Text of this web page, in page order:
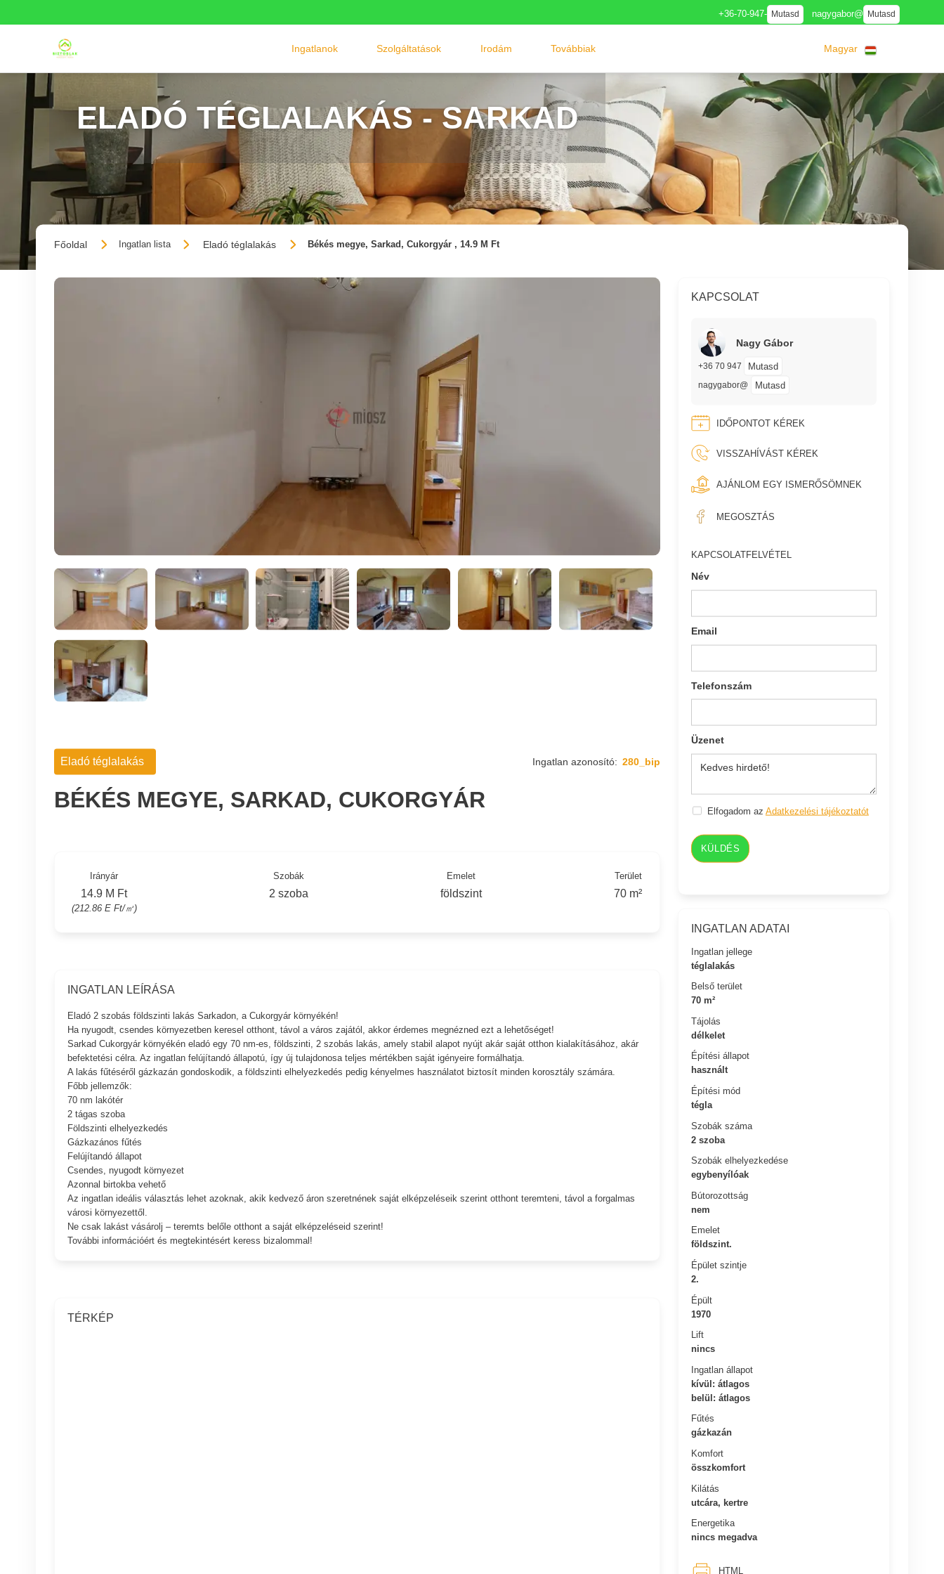
+36-70-947- Mutasd nagygabor@ Mutasd
Ingatlanok Szolgáltatások Irodám Továbbiak Magyar
ELADÓ TÉGLALAKÁS - SARKAD
Főoldal Ingatlan lista Eladó téglalakás Békés megye, Sarkad, Cukorgyár , 14.9 M Ft
KAPCSOLAT
Nagy Gábor
+36 70 947 Mutasd
nagygabor@ Mutasd
IDŐPONTOT KÉREK
VISSZAHÍVÁST KÉREK
AJÁNLOM EGY ISMERŐSÖMNEK
MEGOSZTÁS
KAPCSOLATFELVÉTEL
Név
Email
Telefonszám
Üzenet
Elfogadom az Adatkezelési tájékoztatót
KÜLDÉS
INGATLAN ADATAI
Ingatlan jellege
téglalakás
Belső terület
70 m²
Tájolás
délkelet
Építési állapot
használt
Építési mód
tégla
Szobák száma
2 szoba
Szobák elhelyezkedése
egybenyílóak
Bútorozottság
nem
Emelet
földszint.
Épület szintje
2.
Épült
1970
Lift
nincs
Ingatlan állapot
kívül: átlagos
belül: átlagos
Fűtés
gázkazán
Komfort
összkomfort
Kilátás
utcára, kertre
Energetika
nincs megadva
HTML
Eladó téglalakás Ingatlan azonosító: 280_bip
BÉKÉS MEGYE, SARKAD, CUKORGYÁR
Irányár
14.9 M Ft
(212.86 E Ft/㎡)
Szobák
2 szoba
Emelet
földszint
Terület
70 m²
INGATLAN LEÍRÁSA
Eladó 2 szobás földszinti lakás Sarkadon, a Cukorgyár környékén!
Ha nyugodt, csendes környezetben keresel otthont, távol a város zajától, akkor érdemes megnézned ezt a lehetőséget!
Sarkad Cukorgyár környékén eladó egy 70 nm-es, földszinti, 2 szobás lakás, amely stabil alapot nyújt akár saját otthon kialakításához, akár
befektetési célra. Az ingatlan felújítandó állapotú, így új tulajdonosa teljes mértékben saját igényeire formálhatja.
A lakás fűtéséről gázkazán gondoskodik, a földszinti elhelyezkedés pedig kényelmes használatot biztosít minden korosztály számára.
Főbb jellemzők:
70 nm lakótér
2 tágas szoba
Földszinti elhelyezkedés
Gázkazános fűtés
Felújítandó állapot
Csendes, nyugodt környezet
Azonnal birtokba vehető
Az ingatlan ideális választás lehet azoknak, akik kedvező áron szeretnének saját elképzeléseik szerint otthont teremteni, távol a forgalmas
városi környezettől.
Ne csak lakást vásárolj – teremts belőle otthont a saját elképzeléseid szerint!
További információért és megtekintésért keress bizalommal!
TÉRKÉP